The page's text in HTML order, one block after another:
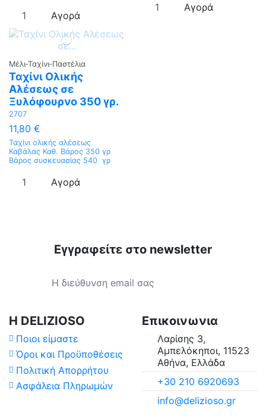
Αγορά
Αγορά
Μέλι-Ταχίνι-Παστέλια
Ταχίνι Ολικής
Αλέσεως σε
Ξυλόφουρνο 350 γρ.
2707
11,80 €
Ταχίνι ολικής αλέσεως
Καβάλας Καθ. Βάρος 350 γρ
Βάρος συσκευασίας 540 γρ
Αγορά
Διαθέσιμο σε
Κατάλληλο για
Εγγραφείτε στο newsletter
Η DELIZIOSO
Ποιοι είμαστε
Όροι και Προϋποθέσεις
Πολιτική Απορρήτου
Ασφάλεια Πληρωμών
Επικοινωνια
Λαρίσης 3,
Αμπελόκηποι, 11523
Αθήνα, Ελλάδα
+30 210 6920693
info@delizioso.gr